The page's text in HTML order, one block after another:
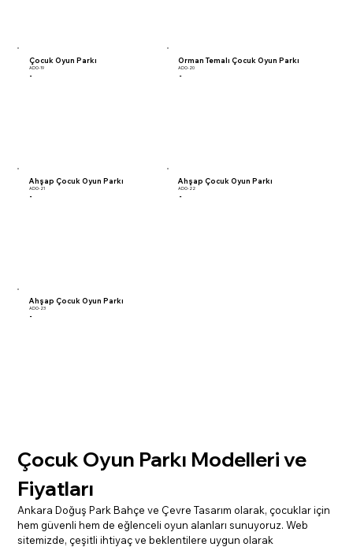
Çocuk Oyun Parkı
ADO-19
-
Orman Temalı Çocuk Oyun Parkı
ADO-20
-
Ahşap Çocuk Oyun Parkı
ADO-21
-
Ahşap Çocuk Oyun Parkı
ADO-22
-
Ahşap Çocuk Oyun Parkı
ADO-23
-
Çocuk Oyun Parkı Modelleri ve
Fiyatları
Ankara Doğuş Park Bahçe ve Çevre Tasarım olarak, çocuklar için
hem güvenli hem de eğlenceli oyun alanları sunuyoruz. Web
sitemizde, çeşitli ihtiyaç ve beklentilere uygun olarak